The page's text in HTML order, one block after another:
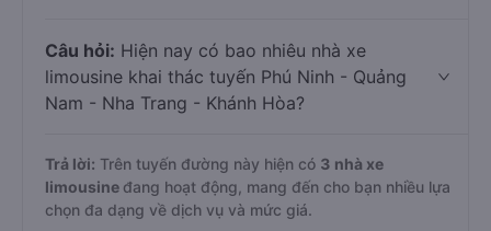
Câu hỏi: Hiện nay có bao nhiêu nhà xe
limousine khai thác tuyến Phú Ninh - Quảng
Nam - Nha Trang - Khánh Hòa?
Trả lời: Trên tuyến đường này hiện có 3 nhà xe
limousine đang hoạt động, mang đến cho bạn nhiều lựa
chọn đa dạng về dịch vụ và mức giá.